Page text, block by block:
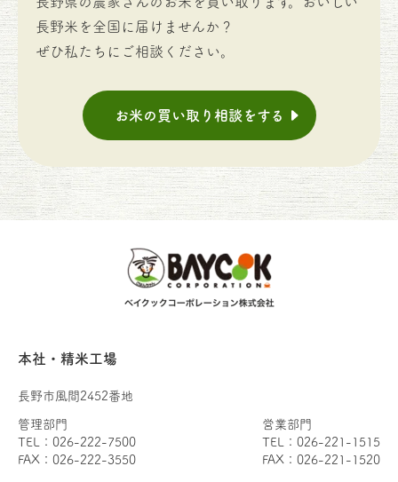
長野米を全国に届けませんか？
ぜひ私たちにご相談ください。
お米の買い取り相談をする
本社・精米工場
長野市風間2452番地
管理部門
TEL：026-222-7500
FAX：026-222-3550
営業部門
TEL：026-221-1515
FAX：026-221-1520